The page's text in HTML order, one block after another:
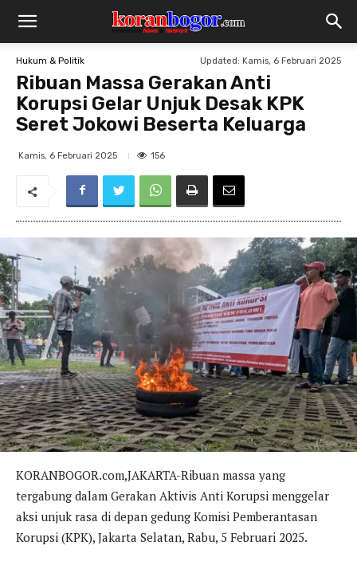
Hukum & Politik Updated: Kamis, 6 Februari 2025
Ribuan Massa Gerakan Anti
Korupsi Gelar Unjuk Desak KPK
Seret Jokowi Beserta Keluarga
Kamis, 6 Februari 2025 156
KORANBOGOR.com,JAKARTA-Ribuan massa yang
tergabung dalam Gerakan Aktivis Anti Korupsi menggelar
aksi unjuk rasa di depan gedung Komisi Pemberantasan
Korupsi (KPK), Jakarta Selatan, Rabu, 5 Februari 2025.